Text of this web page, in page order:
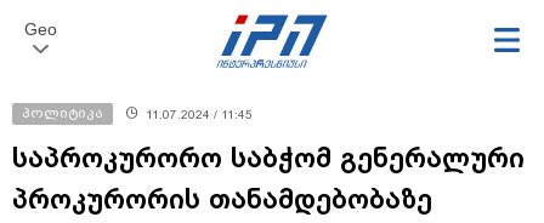
Geo
პოლიტიკა 11.07.2024 / 11:45
საპროკურორო საბჭომ გენერალური
პროკურორის თანამდებობაზე